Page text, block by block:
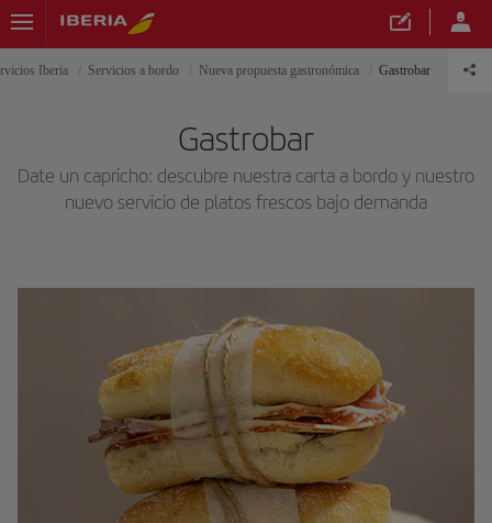
Iberia Servicios a bordo Nueva propuesta gastronómica Gastrobar
Gastrobar
Date un capricho: descubre nuestra carta a bordo y nuestro
nuevo servicio de platos frescos bajo demanda